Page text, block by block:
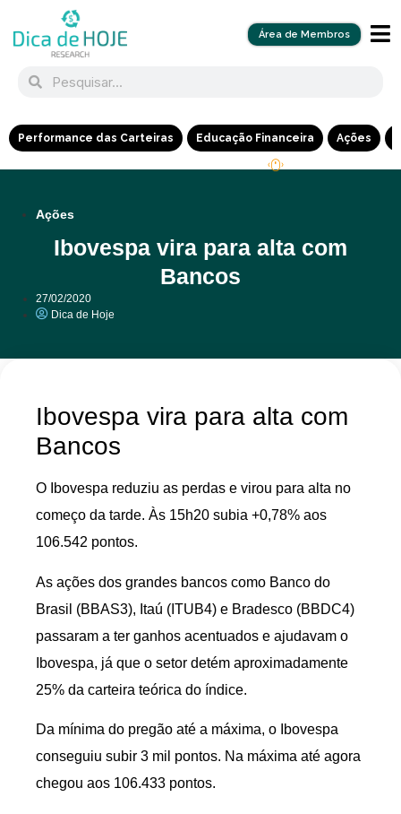
Área de Membros
Performance das Carteiras Educação Financeira Ações
Ações
Ibovespa vira para alta com
Bancos
27/02/2020
Dica de Hoje
Ibovespa vira para alta com
Bancos
O Ibovespa reduziu as perdas e virou para alta no
começo da tarde. Às 15h20 subia +0,78% aos
106.542 pontos.
As ações dos grandes bancos como Banco do
Brasil (BBAS3), Itaú (ITUB4) e Bradesco (BBDC4)
passaram a ter ganhos acentuados e ajudavam o
Ibovespa, já que o setor detém aproximadamente
25% da carteira teórica do índice.
Da mínima do pregão até a máxima, o Ibovespa
conseguiu subir 3 mil pontos. Na máxima até agora
chegou aos 106.433 pontos.